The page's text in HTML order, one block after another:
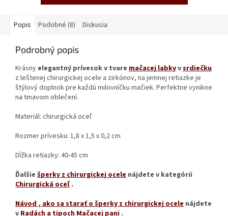
Popis Podobné (8) Diskusia
Podrobný popis
Krásny elegantný prívesok v tvare mačacej labkyvsrdiečku
z leštenej chirurgickej ocele a zirkónov, na jemnej retiazke je
štýlový doplnok pre každú milovníčku mačiek. Perfektne vynikne
na tmavom oblečení.
Materiál: chirurgická oceľ
Rozmer prívesku: 1,8 x 1,5 x 0,2 cm
Dĺžka retiazky: 40-45 cm
Ďalšie šperky z chirurgickej ocele nájdete v kategórii
Chirurgická oceľ .
Návod, ako sa starať o šperky z chirurgickej ocele nájdete
vRadách a tipoch Mačacej pani .